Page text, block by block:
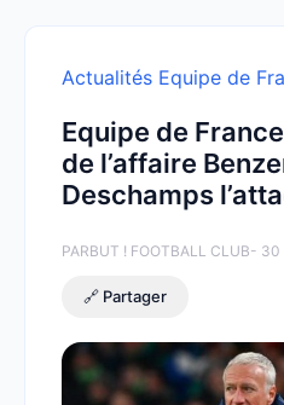
Actualités Equipe de
Equipe de
de l’affaire
Deschamps
PARBUT ! FOOTBALL CLUB- 30
🔗 Partager